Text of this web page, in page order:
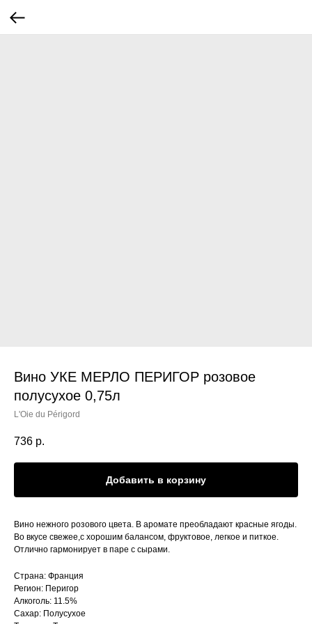
Вино УКЕ МЕРЛО ПЕРИГОР розовое
полусухое 0,75л
L'Oie du Périgord
736 р.
Добавить в корзину
Вино нежного розового цвета. В аромате преобладают красные ягоды.
Во вкусе свежее,с хорошим балансом, фруктовое, легкое и питкое.
Отлично гармонирует в паре с сырами.
Страна: Франция
Регион: Перигор
Алкоголь: 11.5%
Сахар: Полусухое